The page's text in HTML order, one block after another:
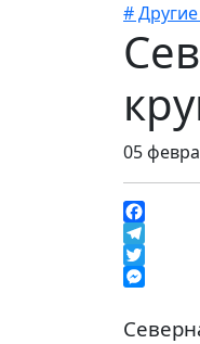
#
05
Facebook
Telegram
Twitter